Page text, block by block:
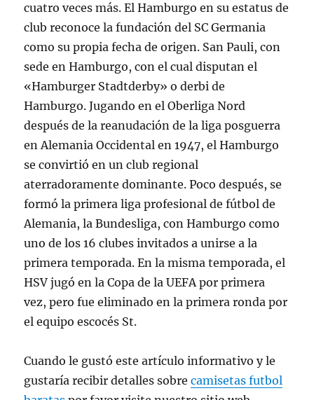
cuatro veces más. El Hamburgo en su estatus de
club reconoce la fundación del SC Germania
como su propia fecha de origen. San Pauli, con
sede en Hamburgo, con el cual disputan el
«Hamburger Stadtderby» o derbi de
Hamburgo. Jugando en el Oberliga Nord
después de la reanudación de la liga posguerra
en Alemania Occidental en 1947, el Hamburgo
se convirtió en un club regional
aterradoramente dominante. Poco después, se
formó la primera liga profesional de fútbol de
Alemania, la Bundesliga, con Hamburgo como
uno de los 16 clubes invitados a unirse a la
primera temporada. En la misma temporada, el
HSV jugó en la Copa de la UEFA por primera
vez, pero fue eliminado en la primera ronda por
el equipo escocés St.
Cuando le gustó este artículo informativo y le
gustaría recibir detalles sobrecamisetas futbol